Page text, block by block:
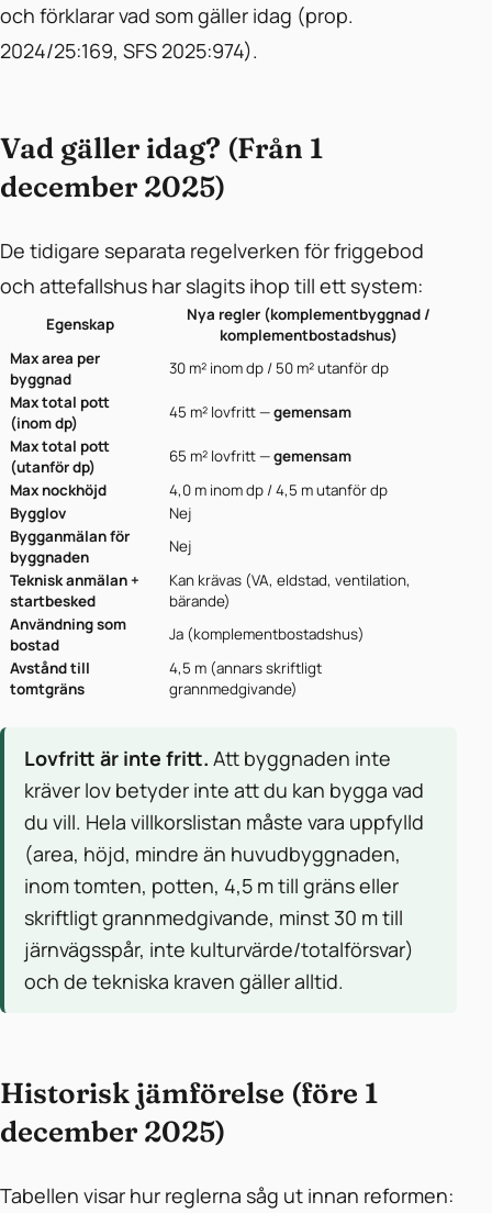
och förklarar vad som gäller idag (prop.
2024/25:169, SFS 2025:974).
Vad gäller idag? (Från 1
december 2025)
De tidigare separata regelverken för friggebod
och attefallshus har slagits ihop till ett system:
Egenskap
Nya regler (komplementbyggnad /
komplementbostadshus)
Max area per
byggnad
30 m² inom dp / 50 m² utanför dp
Max total pott
(inom dp)
45 m² lovfritt —gemensam
Max total pott
(utanför dp)
65 m² lovfritt —gemensam
Max nockhöjd
4,0 m inom dp / 4,5 m utanför dp
Bygglov
Nej
Bygganmälan för
byggnaden
Nej
Teknisk anmälan +
startbesked
Kan krävas (VA, eldstad, ventilation,
bärande)
Användning som
bostad
Ja (komplementbostadshus)
Avstånd till
tomtgräns
4,5 m (annars skriftligt
grannmedgivande)
Lovfritt är inte fritt. Att byggnaden inte
kräver lov betyder inte att du kan bygga vad
du vill. Hela villkorslistan måste vara uppfylld
(area, höjd, mindre än huvudbyggnaden,
inom tomten, potten, 4,5 m till gräns eller
skriftligt grannmedgivande, minst 30 m till
järnvägsspår, inte kulturvärde/totalförsvar)
och de tekniska kraven gäller alltid.
Historisk jämförelse (före 1
december 2025)
Tabellen visar hur reglerna såg ut innan reformen: